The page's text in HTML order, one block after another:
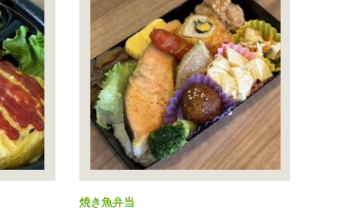
焼き魚弁当